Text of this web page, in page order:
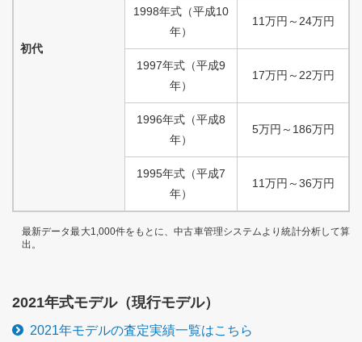
初代
1998年式 （平成10
年）
11万円 ～ 24万円
1997年式 （平成9
年）
17万円 ～ 22万円
1996年式 （平成8
年）
5万円 ～ 186万円
1995年式 （平成7
年）
11万円 ～36万円
最新データ最大1,000件をもとに、中古車管理システムより統計分析して算
出。
2021年式モデル（現行モデル）
2021年モデルの査定実績一覧はこちら